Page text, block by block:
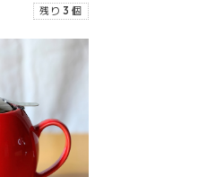
残り 3 個